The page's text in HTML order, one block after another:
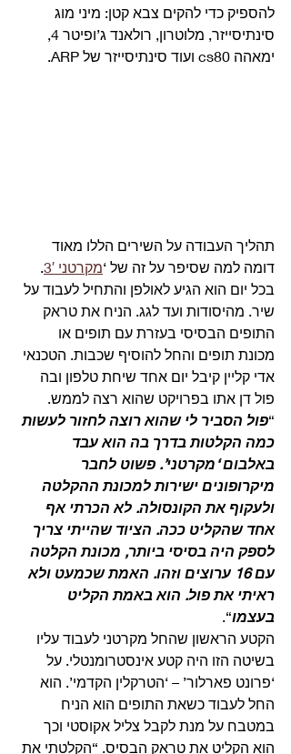
להספיק כדי להקים צבא קטן: מיני מוג
ימאהה cs80 ועוד סינתיסייזר של ARP.
תהליך העבודה על השירים הללו מאוד
דומה למה שסיפר על זה של ‘מקרטני 3′
.
בכל יום הוא הגיע לאולפן והתחיל לעבוד על
שיר. מהיסודות ועד לגג. הניח את טראק
התופים הבסיסי בעזרת עם תופים או
מכונת תופים והחל להוסיף שכבות. הטכנאי
אדי קליין קיבל יום אחד שיחת טלפון ובה
פול דן אתו בפרויקט שהוא רצה לממש.
“פול הסביר לי שהוא רוצה לחזור לעשות
כמה הקלטות בדרך בה הוא עבד
באלבום ‘מקרטני’. פשוט לחבר
מיקרופונים ישירות למכונת ההקלטה
ולעקוף את הקונסולה. לא הכרתי אף
אחד שהקליט ככה. הציוד שהייתי צריך
לספק היה בסיסי ביותר, מכונת הקלטה
עם 16 ערוצים וזהו. האמת שכמעט ולא
ראיתי את פול. הוא באמת הקליט
בעצמו“.
הקטע הראשון שהחל מקרטני לעבוד עליו
בשיטה הזו היה קטע אינסטרומנטלי. על
‘פרונט פארלור’ – ‘הטרקלין הקדמי’. הוא
החל לעבוד כשאת התופים הוא הניח
במטבח על מנת לקבל צליל אקוסטי וכך
הוא הקליט את טראק הבסיס. “הקלטתי את